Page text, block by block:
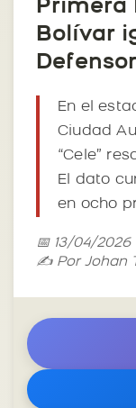
Primera
Bolívar
En el
Ciudad
“Cele”
El dato
en ocho
📅 13/04/2026
✍️ Por Johan